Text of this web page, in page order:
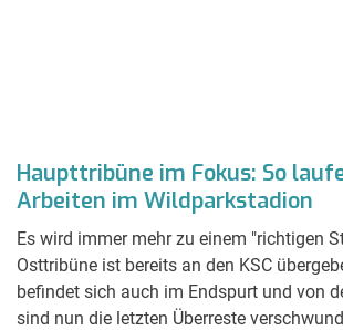
Haupttribüne im Fokus: So
Arbeiten im Wildparkstadion
Es wird immer mehr zu einem "richtigen
Osttribüne ist bereits an den KSC
befindet sich auch im Endspurt und von
sind nun die letzten Überreste